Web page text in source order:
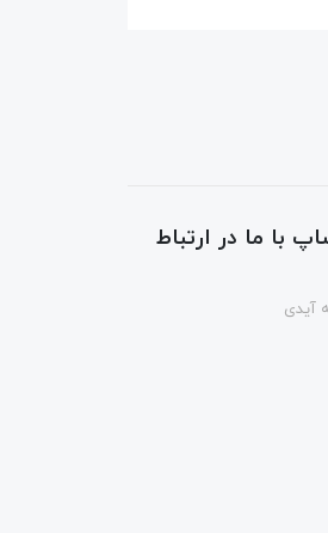
با ما در ارتباط
آیدی